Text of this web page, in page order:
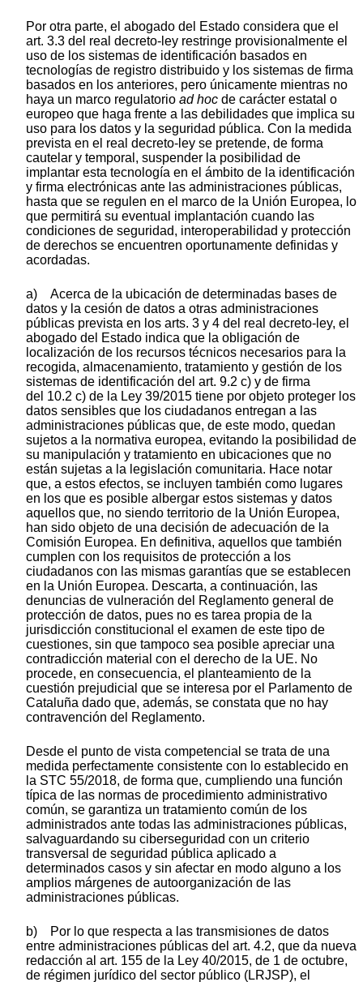
Por otra parte, el abogado del Estado considera que el
art. 3.3 del real decreto-ley restringe provisionalmente el
uso de los sistemas de identificación basados en
tecnologías de registro distribuido y los sistemas de firma
basados en los anteriores, pero únicamente mientras no
haya un marco regulatorio ad hoc de carácter estatal o
europeo que haga frente a las debilidades que implica su
uso para los datos y la seguridad pública. Con la medida
prevista en el real decreto-ley se pretende, de forma
cautelar y temporal, suspender la posibilidad de
implantar esta tecnología en el ámbito de la identificación
y firma electrónicas ante las administraciones públicas,
hasta que se regulen en el marco de la Unión Europea, lo
que permitirá su eventual implantación cuando las
condiciones de seguridad, interoperabilidad y protección
de derechos se encuentren oportunamente definidas y
acordadas.
a) Acerca de la ubicación de determinadas bases de
datos y la cesión de datos a otras administraciones
públicas prevista en los arts. 3 y 4 del real decreto-ley, el
abogado del Estado indica que la obligación de
localización de los recursos técnicos necesarios para la
recogida, almacenamiento, tratamiento y gestión de los
sistemas de identificación del art. 9.2 c) y de firma
del 10.2 c) de la Ley 39/2015 tiene por objeto proteger los
datos sensibles que los ciudadanos entregan a las
administraciones públicas que, de este modo, quedan
sujetos a la normativa europea, evitando la posibilidad de
su manipulación y tratamiento en ubicaciones que no
están sujetas a la legislación comunitaria. Hace notar
que, a estos efectos, se incluyen también como lugares
en los que es posible albergar estos sistemas y datos
aquellos que, no siendo territorio de la Unión Europea,
han sido objeto de una decisión de adecuación de la
Comisión Europea. En definitiva, aquellos que también
cumplen con los requisitos de protección a los
ciudadanos con las mismas garantías que se establecen
en la Unión Europea. Descarta, a continuación, las
denuncias de vulneración del Reglamento general de
protección de datos, pues no es tarea propia de la
jurisdicción constitucional el examen de este tipo de
cuestiones, sin que tampoco sea posible apreciar una
contradicción material con el derecho de la UE. No
procede, en consecuencia, el planteamiento de la
cuestión prejudicial que se interesa por el Parlamento de
Cataluña dado que, además, se constata que no hay
contravención del Reglamento.
Desde el punto de vista competencial se trata de una
medida perfectamente consistente con lo establecido en
la STC 55/2018, de forma que, cumpliendo una función
típica de las normas de procedimiento administrativo
común, se garantiza un tratamiento común de los
administrados ante todas las administraciones públicas,
salvaguardando su ciberseguridad con un criterio
transversal de seguridad pública aplicado a
determinados casos y sin afectar en modo alguno a los
amplios márgenes de autoorganización de las
administraciones públicas.
b) Por lo que respecta a las transmisiones de datos
entre administraciones públicas del art. 4.2, que da nueva
redacción al art. 155 de la Ley 40/2015, de 1 de octubre,
de régimen jurídico del sector público (LRJSP), el